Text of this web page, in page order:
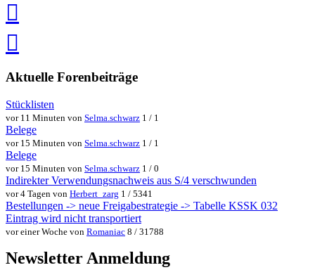
speichern
via
teilenteilen
Aktuelle Forenbeiträge
Stücklisten
vor 11 Minuten von Selma.schwarz 1 / 1
Belege
vor 15 Minuten von Selma.schwarz 1 / 1
Belege
vor 15 Minuten von Selma.schwarz 1 / 0
Indirekter Verwendungsnachweis aus S/4 verschwunden
vor 4 Tagen von Herbert_zarg 1 / 5341
Bestellungen -> neue Freigabestrategie -> Tabelle KSSK 032
Eintrag wird nicht transportiert
vor einer Woche von Romaniac 8 / 31788
Newsletter Anmeldung